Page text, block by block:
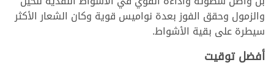
والزمول وحقق الفوز بعدة نواميس قوية وكان الشعار الأكثر
سيطرة على بقية الأشواط.
أفضل توقيت